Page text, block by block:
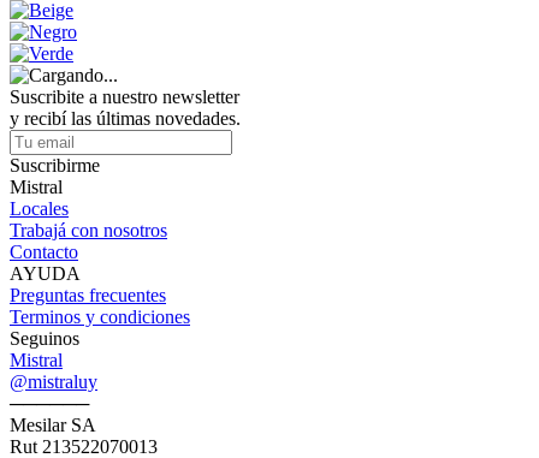
Suscribite a nuestro newsletter
y recibí las últimas novedades.
Suscribirme
Mistral
Locales
Trabajá con nosotros
Contacto
AYUDA
Preguntas frecuentes
Terminos y condiciones
Seguinos
Mistral
@mistraluy
──────
Mesilar SA
Rut 213522070013